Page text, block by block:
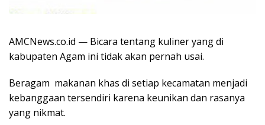
AMCNews.co.id — Bicara tentang kuliner yang di
kabupaten Agam ini tidak akan pernah usai.
Beragam makanan khas di setiap kecamatan menjadi
kebanggaan tersendiri karena keunikan dan rasanya
yang nikmat.